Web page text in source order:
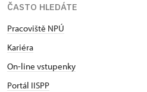
ČASTO HLEDÁTE
Pracoviště NPÚ
Kariéra
On-line vstupenky
Portál IISPP